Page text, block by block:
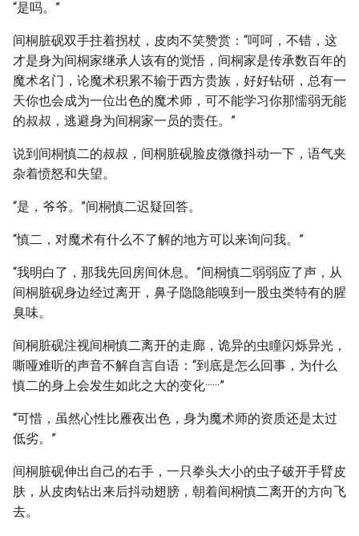
“是吗。”
间桐脏砚双手拄着拐杖，皮肉不笑赞赏：“呵呵，不错，这
才是身为间桐家继承人该有的觉悟，间桐家是传承数百年的
魔术名门，论魔术积累不输于西方贵族，好好钻研，总有一
天你也会成为一位出色的魔术师，可不能学习你那懦弱无能
的叔叔，逃避身为间桐家一员的责任。”
说到间桐慎二的叔叔，间桐脏砚脸皮微微抖动一下，语气夹
杂着愤怒和失望。
“是，爷爷。”间桐慎二迟疑回答。
“慎二，对魔术有什么不了解的地方可以来询问我。”
“我明白了，那我先回房间休息。”间桐慎二弱弱应了声，从
间桐脏砚身边经过离开，鼻子隐隐能嗅到一股虫类特有的腥
臭味。
间桐脏砚注视间桐慎二离开的走廊，诡异的虫瞳闪烁异光，
嘶哑难听的声音不解自言自语：“到底是怎么回事，为什么
慎二的身上会发生如此之大的变化······”
“可惜，虽然心性比雁夜出色，身为魔术师的资质还是太过
低劣。”
间桐脏砚伸出自己的右手，一只拳头大小的虫子破开手臂皮
肤，从皮肉钻出来后抖动翅膀，朝着间桐慎二离开的方向飞
去。